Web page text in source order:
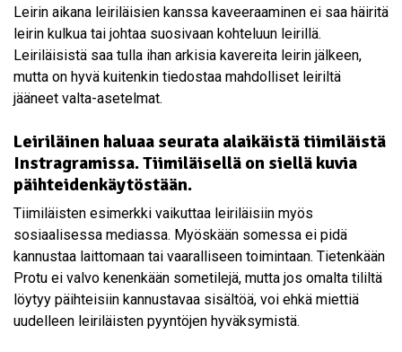
Leirin aikana leiriläisien kanssa kaveeraaminen ei saa häiritä
leirin kulkua tai johtaa suosivaan kohteluun leirillä.
Leiriläisistä saa tulla ihan arkisia kavereita leirin jälkeen,
mutta on hyvä kuitenkin tiedostaa mahdolliset leiriltä
jääneet valta-asetelmat.
Leiriläinen haluaa seurata alaikäistä tiimiläistä
Instragramissa. Tiimiläisellä on siellä kuvia
päihteidenkäytöstään.
Tiimiläisten esimerkki vaikuttaa leiriläisiin myös
sosiaalisessa mediassa. Myöskään somessa ei pidä
kannustaa laittomaan tai vaaralliseen toimintaan. Tietenkään
Protu ei valvo kenenkään sometilejä, mutta jos omalta tililtä
löytyy päihteisiin kannustavaa sisältöä, voi ehkä miettiä
uudelleen leiriläisten pyyntöjen hyväksymistä.